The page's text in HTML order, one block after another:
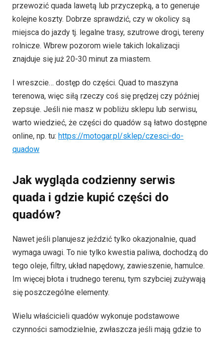
przewozić quada lawetą lub przyczepką, a to generuje
kolejne koszty. Dobrze sprawdzić, czy w okolicy są
miejsca do jazdy tj. legalne trasy, szutrowe drogi, tereny
rolnicze. Wbrew pozorom wiele takich lokalizacji
znajduje się już 20-30 minut za miastem.
I wreszcie… dostęp do części. Quad to maszyna
terenowa, więc siłą rzeczy coś się prędzej czy później
zepsuje. Jeśli nie masz w pobliżu sklepu lub serwisu,
warto wiedzieć, że części do quadów są łatwo dostępne
online, np. tu: https://motogar.pl/sklep/czesci-do-
quadow
Jak wygląda codzienny serwis
quada i gdzie kupić części do
quadów?
Nawet jeśli planujesz jeździć tylko okazjonalnie, quad
wymaga uwagi. To nie tylko kwestia paliwa, dochodzą do
tego oleje, filtry, układ napędowy, zawieszenie, hamulce.
Im więcej błota i trudnego terenu, tym szybciej zużywają
się poszczególne elementy.
Wielu właścicieli quadów wykonuje podstawowe
czynności samodzielnie, zwłaszcza jeśli mają gdzie to